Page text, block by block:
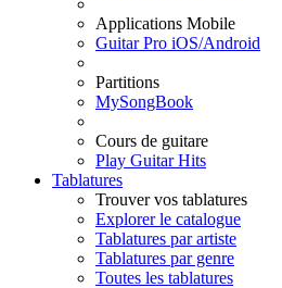
Applications Mobile
Guitar Pro iOS/Android
Partitions
MySongBook
Cours de guitare
Play Guitar Hits
Tablatures
Trouver vos tablatures
Explorer le catalogue
Tablatures par artiste
Tablatures par genre
Toutes les tablatures